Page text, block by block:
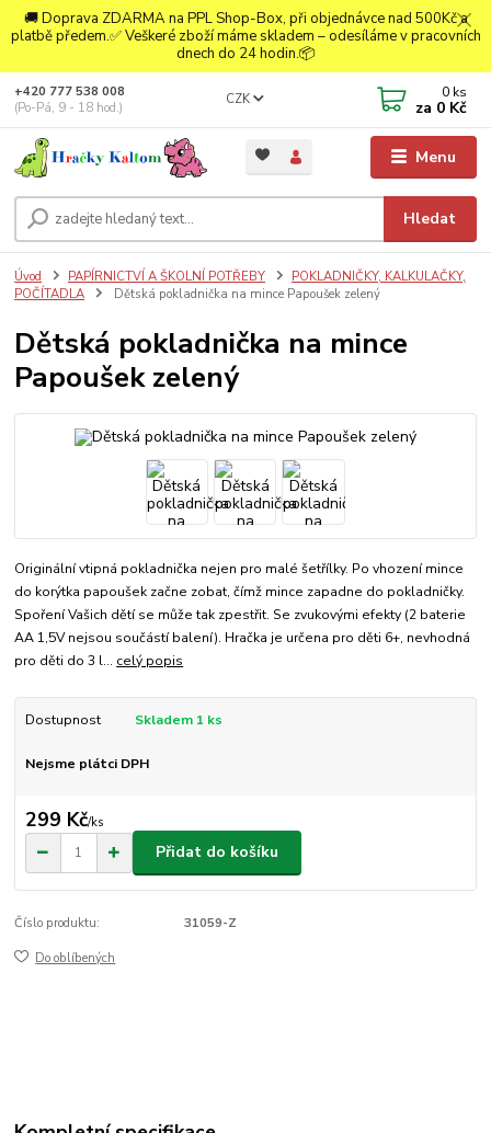
🚚 Doprava ZDARMA na PPL Shop-Box, při objednávce nad 500Kč a
platbě předem.✅ Veškeré zboží máme skladem – odesíláme v pracovních
dnech do 24 hodin.📦
Menu
CZK
Hledat
+420 777 538 008
(Po-Pá, 9 - 18 hod.)
0 ks
za 0 Kč
Úvod PAPÍRNICTVÍ A ŠKOLNÍ POTŘEBY
POKLADNIČKY, KALKULAČKY,
POČÍTADLA
Dětská pokladnička na mince Papoušek zelený
Dětská pokladnička na mince
Papoušek zelený
Originální vtipná pokladnička nejen pro malé šetřílky. Po vhození mince
do korýtka papoušek začne zobat, čímž mince zapadne do pokladničky.
Spoření Vašich dětí se může tak zpestřit. Se zvukovými efekty (2 baterie
AA 1,5V nejsou součástí balení). Hračka je určena pro děti 6+, nevhodná
pro děti do 3 l... celý popis
Dostupnost Skladem 1 ks
Nejsme plátci DPH
299 Kč/ks
Přidat do košíku
Číslo produktu: 31059-Z
Do oblíbených